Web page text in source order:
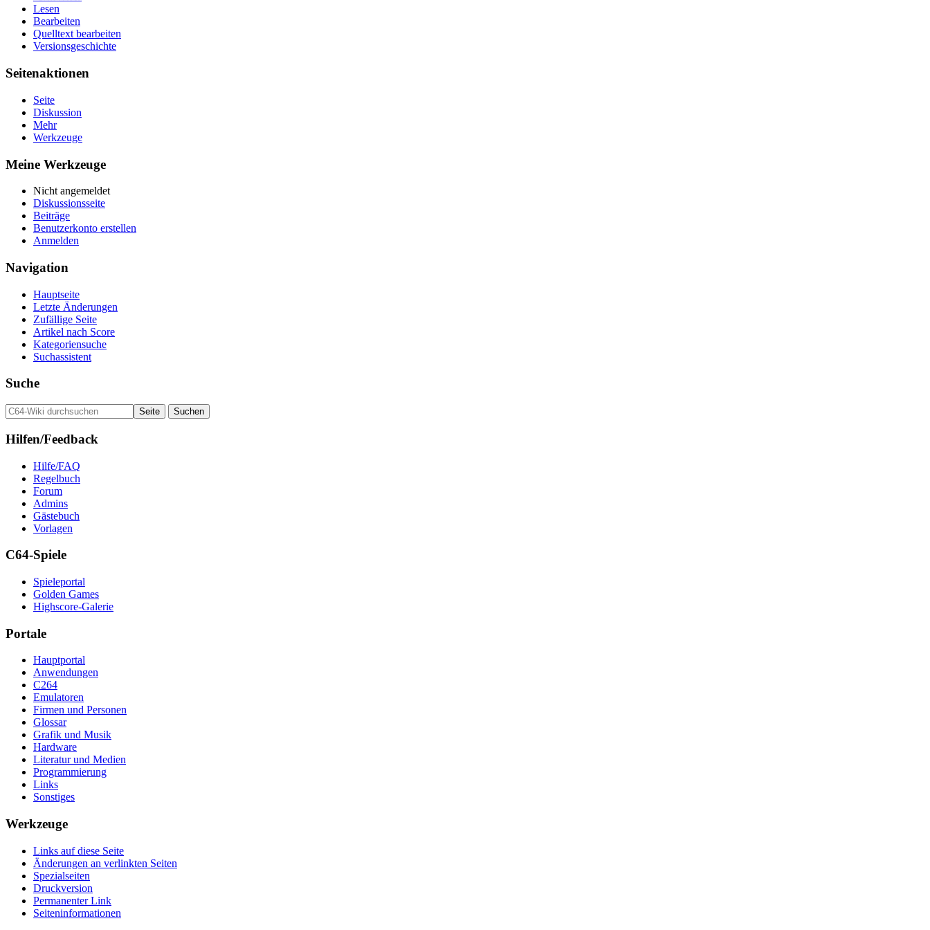
Lesen
Bearbeiten
Quelltext bearbeiten
Versionsgeschichte
Seitenaktionen
Seite
Diskussion
Mehr
Werkzeuge
Meine Werkzeuge
Nicht angemeldet
Diskussionsseite
Beiträge
Benutzerkonto erstellen
Anmelden
Navigation
Hauptseite
Letzte Änderungen
Zufällige Seite
Artikel nach Score
Kategoriensuche
Suchassistent
Suche
Hilfen/Feedback
Hilfe/FAQ
Regelbuch
Forum
Admins
Gästebuch
Vorlagen
C64-Spiele
Spieleportal
Golden Games
Highscore-Galerie
Portale
Hauptportal
Anwendungen
C264
Emulatoren
Firmen und Personen
Glossar
Grafik und Musik
Hardware
Literatur und Medien
Programmierung
Links
Sonstiges
Werkzeuge
Links auf diese Seite
Änderungen an verlinkten Seiten
Spezialseiten
Druckversion
Permanenter Link
Seiten­­informationen